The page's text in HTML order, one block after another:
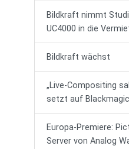
Bildkraft nimmt
UC4000 in die
Bildkraft wächst
„Live-Compositing
setzt auf
Europa-Premiere:
Server von Analog